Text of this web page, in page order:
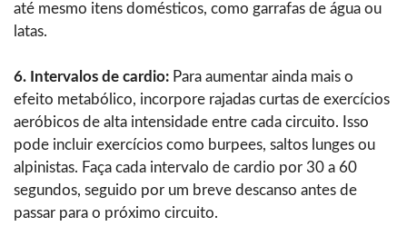
até mesmo itens domésticos, como garrafas de água ou
latas.
6. Intervalos de cardio: Para aumentar ainda mais o
efeito metabólico, incorpore rajadas curtas de exercícios
aeróbicos de alta intensidade entre cada circuito. Isso
pode incluir exercícios como burpees, saltos lunges ou
alpinistas. Faça cada intervalo de cardio por 30 a 60
segundos, seguido por um breve descanso antes de
passar para o próximo circuito.